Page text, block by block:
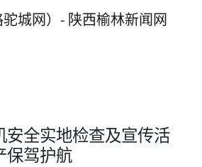
安全实地检查及宣传活
保驾护航